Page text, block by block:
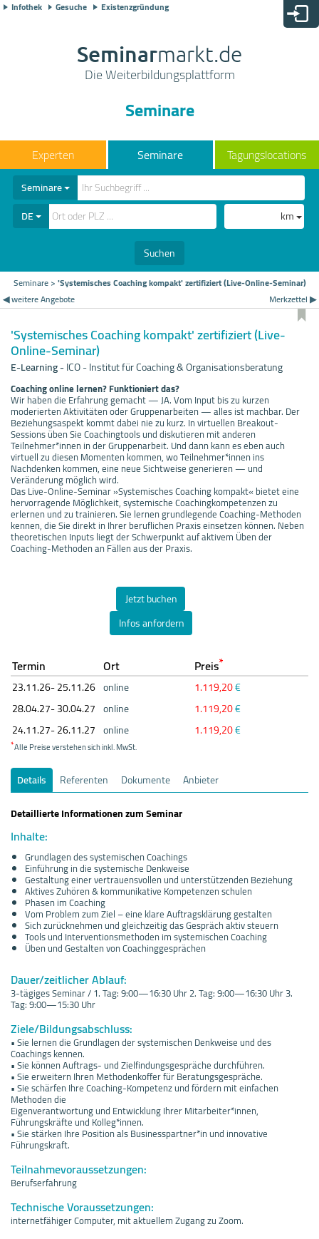
Infothek Gesuche Existenzgründung
Seminarmarkt.de
Die Weiterbildungsplattform
Seminare
Seminare Tagungslocations
Seminare
DE
km
Suchen
Seminare>'Systemisches Coaching kompakt' zertifiziert (Live-Online-Seminar)
◀ weitere Angebote
Merkzettel ▶
'Systemisches Coaching kompakt' zertifiziert (Live-
Online-Seminar)
E-Learning-ICO - Institut für Coaching & Organisationsberatung
Coaching online lernen? Funktioniert das?
Wir haben die Erfahrung gemacht — JA. Vom Input bis zu kurzen
moderierten Aktivitäten oder Gruppenarbeiten — alles ist machbar. Der
Beziehungsaspekt kommt dabei nie zu kurz. In virtuellen Breakout-
Sessions üben Sie Coachingtools und diskutieren mit anderen
Teilnehmer*innen in der Gruppenarbeit. Und dann kann es eben auch
virtuell zu diesen Momenten kommen, wo Teilnehmer*innen ins
Nachdenken kommen, eine neue Sichtweise generieren — und
Veränderung möglich wird.
Das Live-Online-Seminar »Systemisches Coaching kompakt« bietet eine
hervorragende Möglichkeit, systemische Coachingkompetenzen zu
erlernen und zu trainieren. Sie lernen grundlegende Coaching-Methoden
kennen, die Sie direkt in Ihrer beruflichen Praxis einsetzen können. Neben
theoretischen Inputs liegt der Schwerpunkt auf aktivem Üben der
Coaching-Methoden an Fällen aus der Praxis.
Jetzt buchen
Infos anfordern
Termin Ort Preis*
23.11.26- 25.11.26 online 1.119,20€
28.04.27- 30.04.27 online 1.119,20€
24.11.27- 26.11.27 online 1.119,20€
*Alle Preise verstehen sich inkl. MwSt.
Details Referenten Dokumente
Anbieter
Detaillierte Informationen zum Seminar
Inhalte:
Grundlagen des systemischen Coachings
Einführung in die systemische Denkweise
Gestaltung einer vertrauensvollen und unterstützenden Beziehung
Aktives Zuhören & kommunikative Kompetenzen schulen
Phasen im Coaching
Vom Problem zum Ziel – eine klare Auftragsklärung gestalten
Sich zurücknehmen und gleichzeitig das Gespräch aktiv steuern
Tools und Interventionsmethoden im systemischen Coaching
Üben und Gestalten von Coachinggesprächen
Dauer/zeitlicher Ablauf:
3-tägiges Seminar / 1. Tag: 9:00—16:30 Uhr 2. Tag: 9:00—16:30 Uhr 3.
Tag: 9:00—15:30 Uhr
Ziele/Bildungsabschluss:
• Sie lernen die Grundlagen der systemischen Denkweise und des
Coachings kennen.
• Sie können Auftrags- und Zielfindungsgespräche durchführen.
• Sie erweitern Ihren Methodenkoffer für Beratungsgespräche.
• Sie schärfen Ihre Coaching-Kompetenz und fördern mit einfachen
Methoden die
Eigenverantwortung und Entwicklung Ihrer Mitarbeiter*innen,
Führungskräfte und Kolleg*innen.
• Sie stärken Ihre Position als Businesspartner*in und innovative
Führungskraft.
Teilnahmevoraussetzungen:
Berufserfahrung
Technische Voraussetzungen:
internetfähiger Computer, mit aktuellem Zugang zu Zoom.